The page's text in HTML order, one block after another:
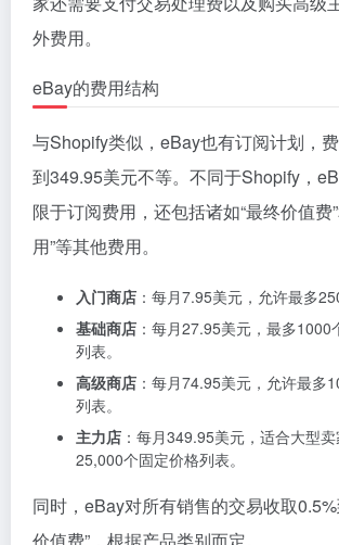
外费用。
eBay的费用结构
与Shopify类似，eBay也有订阅计划，
到349.95美元不等。不同于Shopify，
限于订阅费用，还包括诸如“最终价值费
用”等其他费用。
入门商店 ：每月7.95美元，允许最多
基础商店 ：每月27.95美元，最多
列表。
高级商店 ：每月74.95美元，允许最多
列表。
主力店 ：每月349.95美元，适合大型
25,000个固定价格列表。
同时，eBay对所有销售的交易收取